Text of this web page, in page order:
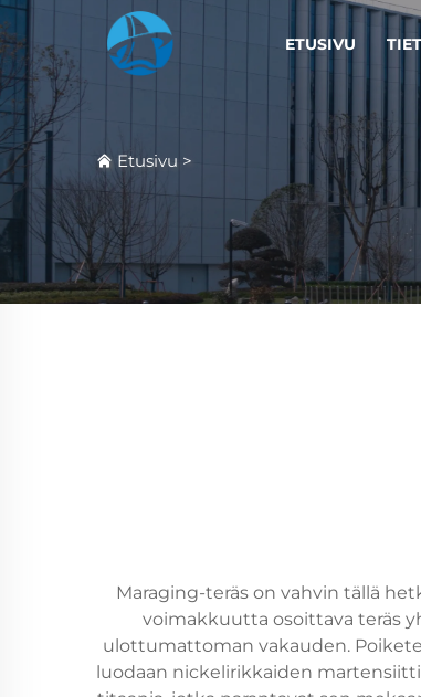
ETUSIVU
Etusivu >
Maraging-teräs on vahvin tällä
voimakkuutta osoittava teräs
ulottumattoman vakauden.
luodaan nickelirikkaiden